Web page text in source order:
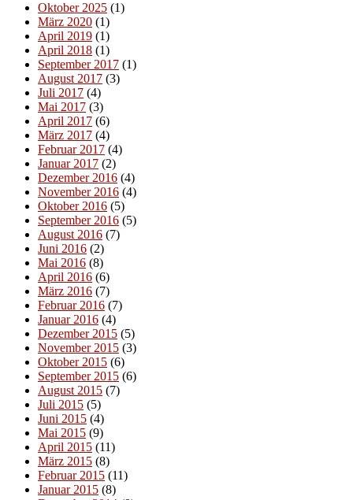
Oktober 2025 (1)
März 2020 (1)
April 2019 (1)
April 2018 (1)
September 2017 (1)
August 2017 (3)
Juli 2017 (4)
Mai 2017 (3)
April 2017 (6)
März 2017 (4)
Februar 2017 (4)
Januar 2017 (2)
Dezember 2016 (4)
November 2016 (4)
Oktober 2016 (5)
September 2016 (5)
August 2016 (7)
Juni 2016 (2)
Mai 2016 (8)
April 2016 (6)
März 2016 (7)
Februar 2016 (7)
Januar 2016 (4)
Dezember 2015 (5)
November 2015 (3)
Oktober 2015 (6)
September 2015 (6)
August 2015 (7)
Juli 2015 (5)
Juni 2015 (4)
Mai 2015 (9)
April 2015 (11)
März 2015 (8)
Februar 2015 (11)
Januar 2015 (8)